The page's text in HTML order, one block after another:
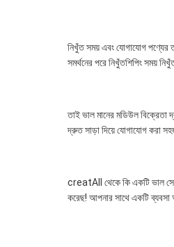
নিখুঁত সময় এবং যোগাযোগ পণ্যের
সমর্থনের পরে নিখুঁতশিপিং সময়
তাই ভাল মানের মডিউল বিক্রেতা
দ্রুত সাড়া দিয়ে যোগাযোগ করা
creatAll থেকে কি একটি ভাল
করেছ! আপনার সাথে একটি